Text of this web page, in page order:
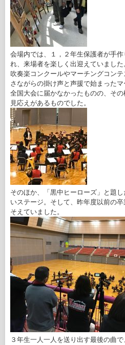
会場内では、１，２年生保護者が手
れ、来場者を楽しく出迎えていました
吹奏楽コンクールやマーチングコン
さながらの掛け声と声援で始まった
全国大会に届かなかったものの、その
見応えがあるものでした。
そのほか、「黒中ヒーローズ」と題
いステージ。そして、昨年度以前の
そえていました。
３年生一人一人を送り出す最後の曲